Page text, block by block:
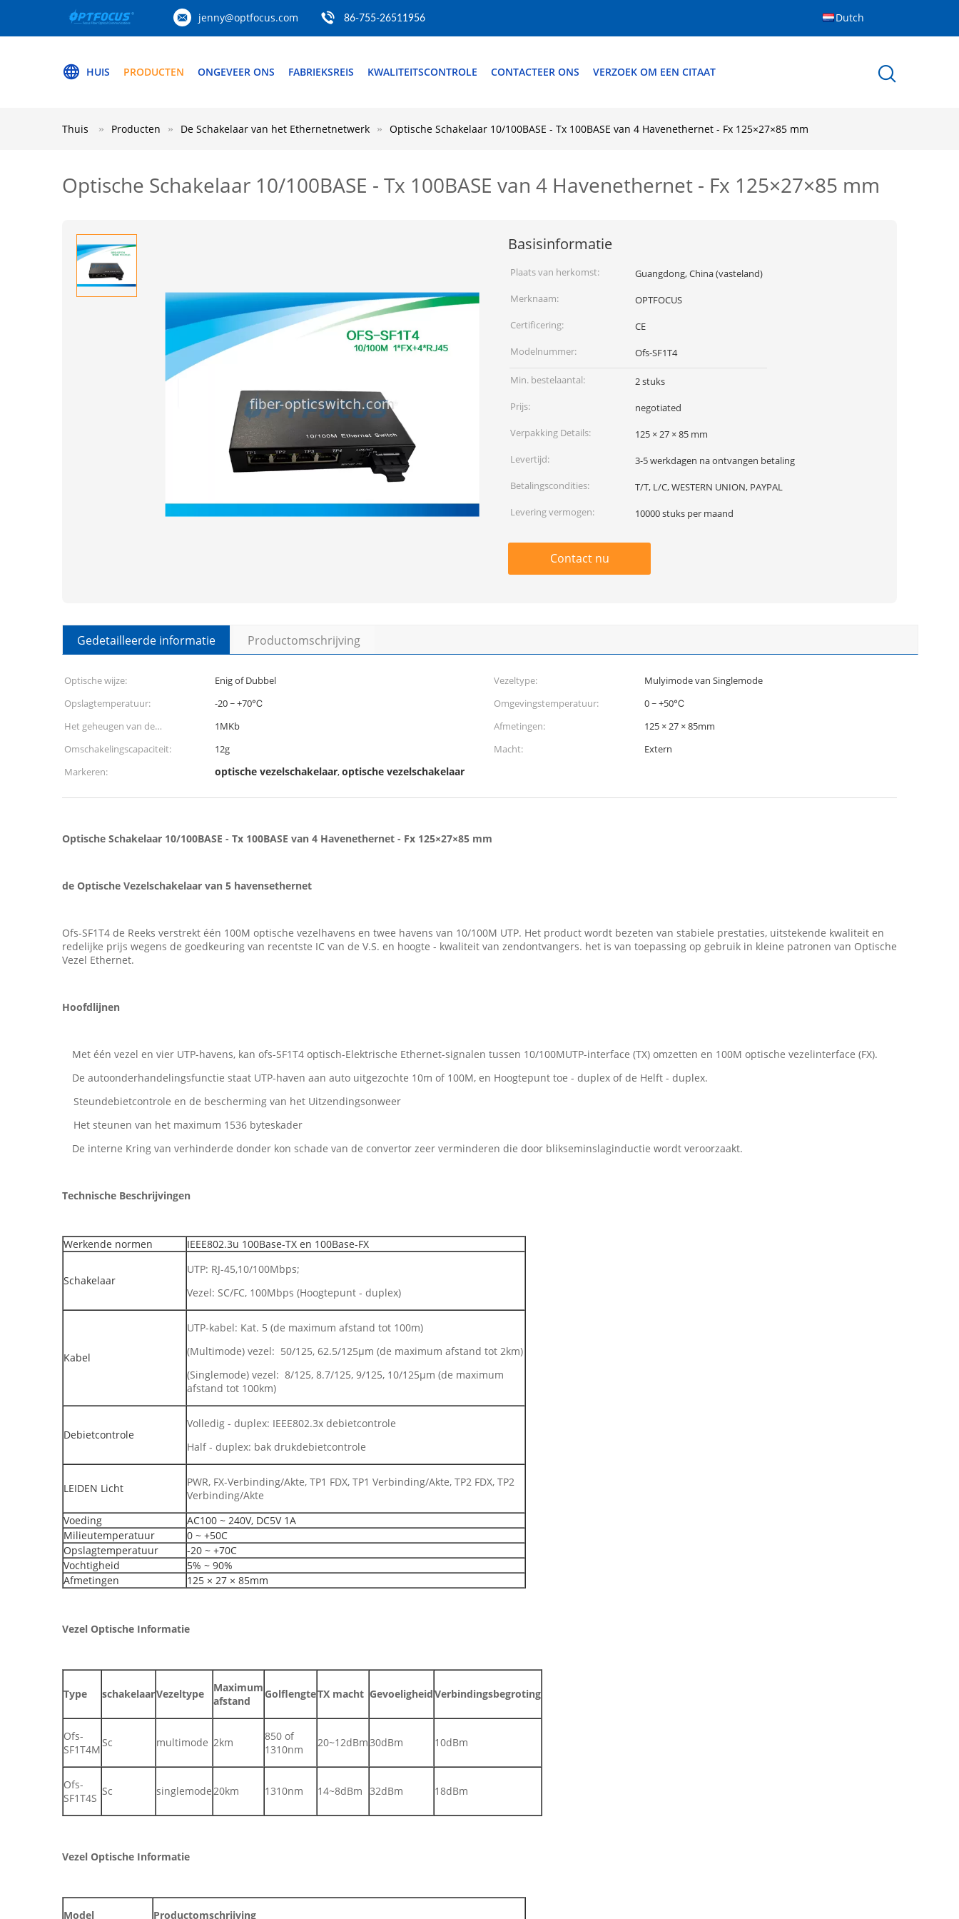
jenny@optfocus.com 86-755-26511956 Dutch
HUIS PRODUCTEN ONGEVEER ONS FABRIEKSREIS KWALITEITSCONTROLE CONTACTEER ONS VERZOEK OM EEN CITAAT
Thuis Producten De Schakelaar van het Ethernetnetwerk Optische Schakelaar 10/100BASE - Tx 100BASE van 4 Havenethernet - Fx 125×27×85 mm
Optische Schakelaar 10/100BASE - Tx 100BASE van 4 Havenethernet - Fx 125×27×85 mm
Basisinformatie
Plaats van herkomst:
Guangdong, China (vasteland)
Merknaam:
OPTFOCUS
Certificering:
CE
Modelnummer:
Ofs-SF1T4
Min. bestelaantal:
2 stuks
Prijs:
negotiated
Verpakking Details:
125 × 27 × 85 mm
Levertijd:
3-5 werkdagen na ontvangen betaling
Betalingscondities:
T/T, L/C, WESTERN UNION, PAYPAL
Levering vermogen:
10000 stuks per maand
Contact nu
Gedetailleerde informatie Productomschrijving
Optische wijze: Enig of Dubbel Vezeltype:
Mulyimode van Singlemode
Opslagtemperatuur:
-20 ~ +70℃ Omgevingstemperatuur:
0 ~ +50℃
Het geheugen van de
kaderbuffer:
1MKb Afmetingen:
125 × 27 × 85mm
Omschakelingscapaciteit:
12g Macht:
Extern
Markeren:
optische vezelschakelaar,optische vezelschakelaar
Optische Schakelaar 10/100BASE - Tx 100BASE van 4 Havenethernet - Fx 125×27×85 mm
de Optische Vezelschakelaar van 5 havensethernet
Ofs-SF1T4 de Reeks verstrekt één 100M optische vezelhavens en twee havens van 10/100M UTP. Het product wordt bezeten van stabiele prestaties, uitstekende kwaliteit en
redelijke prijs wegens de goedkeuring van recentste IC van de V.S. en hoogte - kwaliteit van zendontvangers. het is van toepassing op gebruik in kleine patronen van Optische
Vezel Ethernet.
Hoofdlijnen
Met één vezel en vier UTP-havens, kan ofs-SF1T4 optisch-Elektrische Ethernet-signalen tussen 10/100MUTP-interface (TX) omzetten en 100M optische vezelinterface (FX).
De autoonderhandelingsfunctie staat UTP-haven aan auto uitgezochte 10m of 100M, en Hoogtepunt toe - duplex of de Helft - duplex.
Steundebietcontrole en de bescherming van het Uitzendingsonweer
Het steunen van het maximum 1536 byteskader
De interne Kring van verhinderde donder kon schade van de convertor zeer verminderen die door blikseminslaginductie wordt veroorzaakt.
Technische Beschrijvingen
Werkende normen IEEE802.3u 100Base-TX en 100Base-FX
Schakelaar
UTP: RJ-45,10/100Mbps;
Vezel: SC/FC, 100Mbps (Hoogtepunt - duplex)
Kabel
UTP-kabel: Kat. 5 (de maximum afstand tot 100m)
(Multimode) vezel: 50/125, 62.5/125μm (de maximum afstand tot 2km)
(Singlemode) vezel: 8/125, 8.7/125, 9/125, 10/125μm (de maximum
afstand tot 100km)
Debietcontrole
Volledig - duplex: IEEE802.3x debietcontrole
Half - duplex: bak drukdebietcontrole
LEIDEN Licht
PWR, FX-Verbinding/Akte, TP1 FDX, TP1 Verbinding/Akte, TP2 FDX, TP2
Verbinding/Akte
Voeding
AC100 ~ 240V, DC5V 1A
Milieutemperatuur
0 ~ +50C
Opslagtemperatuur
-20 ~ +70C
Vochtigheid
5% ~ 90%
Afmetingen
125 × 27 × 85mm
Vezel Optische Informatie
Type schakelaarVezeltype
Maximum
afstand
GolflengteTX macht GevoeligheidVerbindingsbegroting
Ofs-
SF1T4M
Sc multimode 2km
850 of
1310nm
20~12dBm30dBm 10dBm
Ofs-
SF1T4S
Sc singlemode20km 1310nm 14~8dBm 32dBm 18dBm
Vezel Optische Informatie
Model Productomschrijving